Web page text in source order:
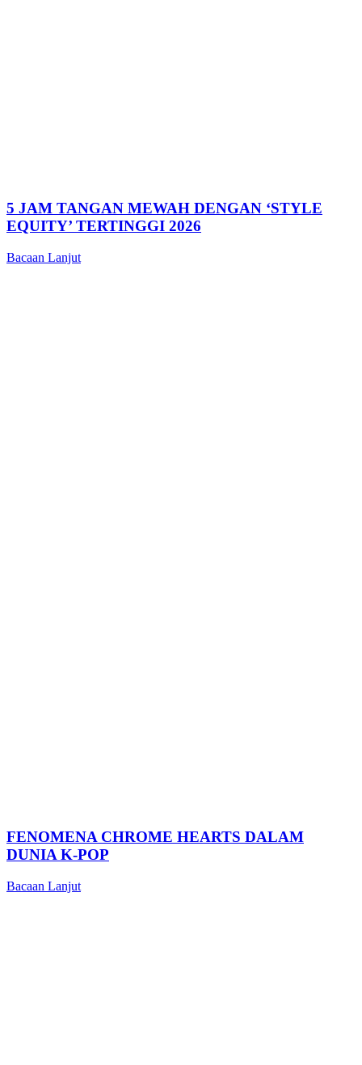
5 JAM TANGAN MEWAH DENGAN ‘STYLE
EQUITY’ TERTINGGI 2026
Bacaan Lanjut
FENOMENA CHROME HEARTS DALAM
DUNIA K-POP
Bacaan Lanjut